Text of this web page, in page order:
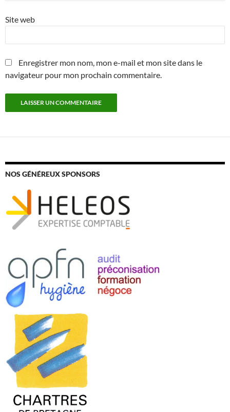
Site web
Enregistrer mon nom, mon e-mail et mon site dans le
navigateur pour mon prochain commentaire.
NOS GÉNÉREUX SPONSORS